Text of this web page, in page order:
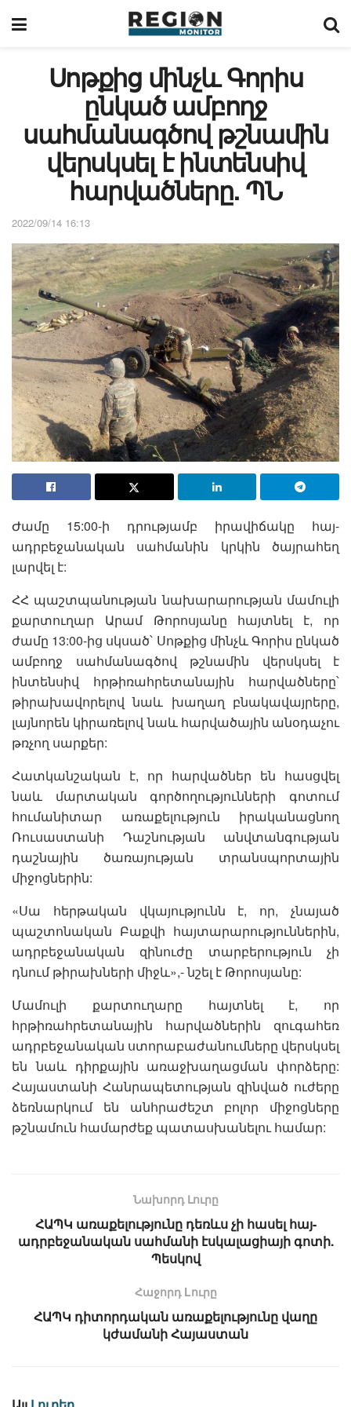
Սոթքից մինչև Գորիս
ընկած ամբողջ
սահմանագծով թշնամին
վերսկսել է ինտենսիվ
հարվածները. ՊՆ
2022/09/14 16:13
Ժամը 15:00-ի դրությամբ իրավիճակը հայ-
ադրբեջանական սահմանին կրկին ծայրահեղ
լարվել է:
ՀՀ պաշտպանության նախարարության մամուլի
քարտուղար Արամ Թորոսյանը հայտնել է, որ
ժամը 13:00-ից սկսած՝ Սոթքից մինչև Գորիս ընկած
ամբողջ սահմանագծով թշնամին վերսկսել է
ինտենսիվ հրթիռահրետանային հարվածները՝
թիրախավորելով նաև խաղաղ բնակավայրերը,
լայնորեն կիրառելով նաև հարվածային անօդաչու
թռչող սարքեր:
Հատկանշական է, որ հարվածներ են հասցվել
նաև մարտական գործողությունների գոտում
հումանիտար առաքելություն իրականացնող
Ռուսաստանի Դաշնության անվտանգության
դաշնային ծառայության տրանսպորտային
միջոցներին:
«Սա հերթական վկայությունն է, որ, չնայած
պաշտոնական Բաքվի հայտարարություններին,
ադրբեջանական զինուժը տարբերություն չի
դնում թիրախների միջև»,- նշել է Թորոսյանը:
Մամուլի քարտուղարը հայտնել է, որ
հրթիռահրետանային հարվածներին զուգահեռ
ադրբեջանական ստորաբաժանումները վերսկսել
են նաև դիրքային առաջխաղացման փորձերը:
Հայաստանի Հանրապետության զինված ուժերը
ձեռնարկում են անհրաժեշտ բոլոր միջոցները
թշնամուն համարժեք պատասխանելու համար:
Նախորդ Լուրը
ՀԱՊԿ առաքելությունը դեռևս չի հասել հայ-
ադրբեջանական սահմանի էսկալացիայի գոտի.
Պեսկով
Հաջորդ Lուրը
ՀԱՊԿ դիտորդական առաքելությունը վաղը
կժամանի Հայաստան